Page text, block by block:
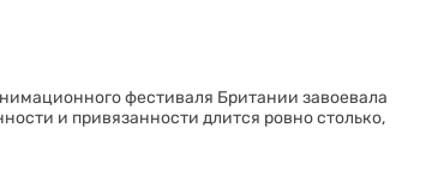
фестиваля Британии завоевала
и привязанности длится ровно столько,